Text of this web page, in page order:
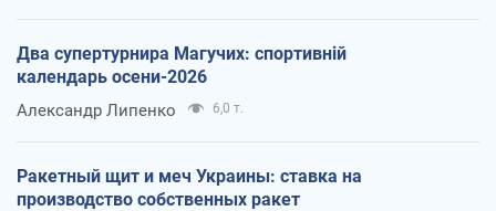
Два супертурнира Магучих: спортивній
календарь осени-2026
Александр Липенко 6,0 т.
Ракетный щит и меч Украины: ставка на
производство собственных ракет